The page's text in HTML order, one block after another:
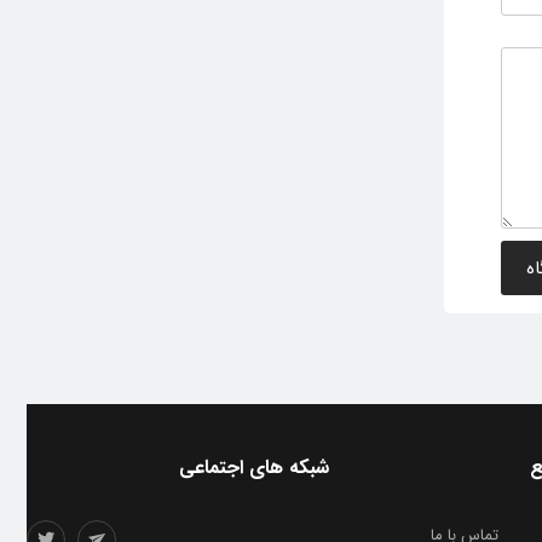
شبکه های اجتماعی
تماس با ما